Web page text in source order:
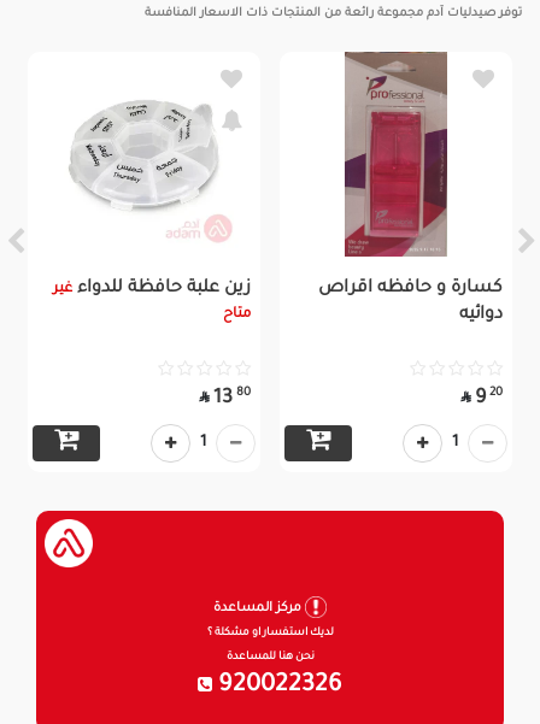
توفر صيدليات آدم مجموعة رائعة من المنتجات ذات الاسعار المنافسة
كسارة و حافظه اقراص
دوائيه
20
9

1
زين علبة حافظة للدواء غير
متاح
80
13

1
مركز المساعدة
لديك استفسار او مشكلة ؟
نحن هنا للمساعدة
920022326